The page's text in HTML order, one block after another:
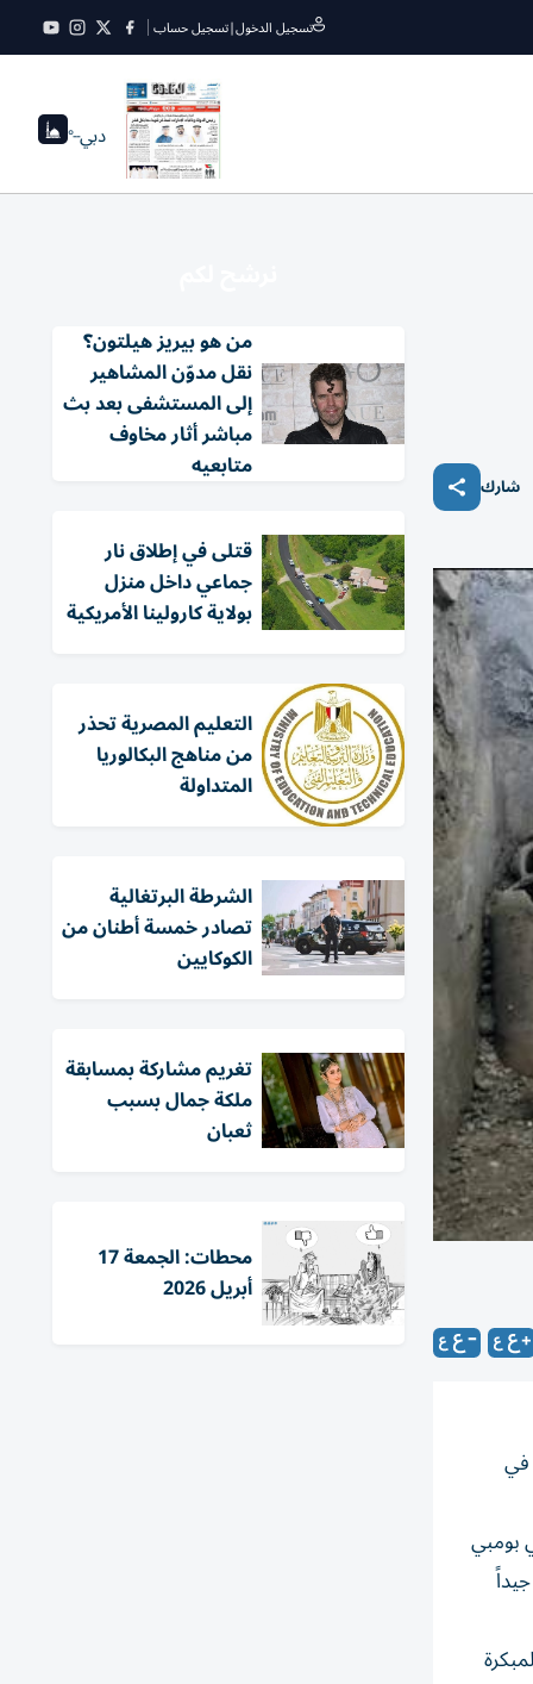
تسجيل الدخول|تسجيل حساب
دبي--°
شارك
عام 79 بعد الميلاد في
بومبي
من هو بيريز هيلتون؟
نقل مدوّن المشاهير
إلى المستشفى بعد بث
مباشر أثار مخاوف
متابعيه
قتلى في إطلاق نار
جماعي داخل منزل
بولاية كارولينا الأمريكية
التعليم المصرية تحذر
من مناهج البكالوريا
المتداولة
الشرطة البرتغالية
تصادر خمسة أطنان من
الكوكايين
تغريم مشاركة بمسابقة
ملكة جمال بسبب
ثعبان
محطات: الجمعة 17
أبريل 2026